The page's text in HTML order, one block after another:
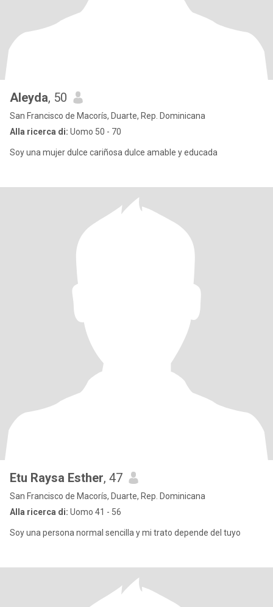
Aleyda, 50
San Francisco de Macorís, Duarte, Rep. Dominicana
Alla ricerca di: Uomo 50 - 70
Soy una mujer dulce cariñosa dulce amable y educada
Etu Raysa Esther, 47
San Francisco de Macorís, Duarte, Rep. Dominicana
Alla ricerca di: Uomo 41 - 56
Soy una persona normal sencilla y mi trato depende del tuyo